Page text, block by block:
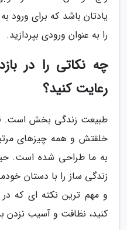
یادتان باشد که برای ورود
را به عنوان ورودی بپردازید.
چه نکاتی را در
رعایت کنید؟
طبیعت زندگی بخش است.
خلقتش و همه چیزهای
به ما طراحی شده است.
زندگی ساز را با دستان
و مهم ترین نکته ای که
کنید، نظافت و آسیب نزدن